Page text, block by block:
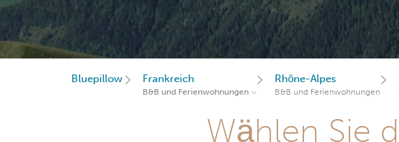
Bluepillow Frankreich
B&B und Ferienwohnungen
Rhône-Alpes
B&B und Ferienwohnungen
Wählen Sie